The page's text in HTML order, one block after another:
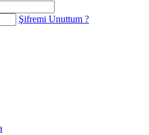
Şifremi Unuttum ?